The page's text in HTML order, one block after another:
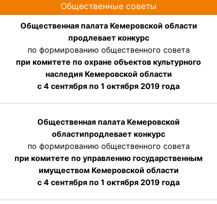
Общественные советы
Общественная палата Кемеровской области
продлевает конкурс
по формированию общественного совета
при комитете по охране объектов культурного
наследия Кемеровской области
с 4 сентября по 1 октября 2019 года
Общественная палата Кемеровской
областипродлевает конкурс
по формированию общественного совета
при комитете по управлению государственным
имуществом Кемеровской области
с 4 сентября по 1 октября 2019 года